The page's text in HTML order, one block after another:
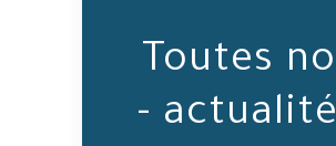
Toutes
actualités -